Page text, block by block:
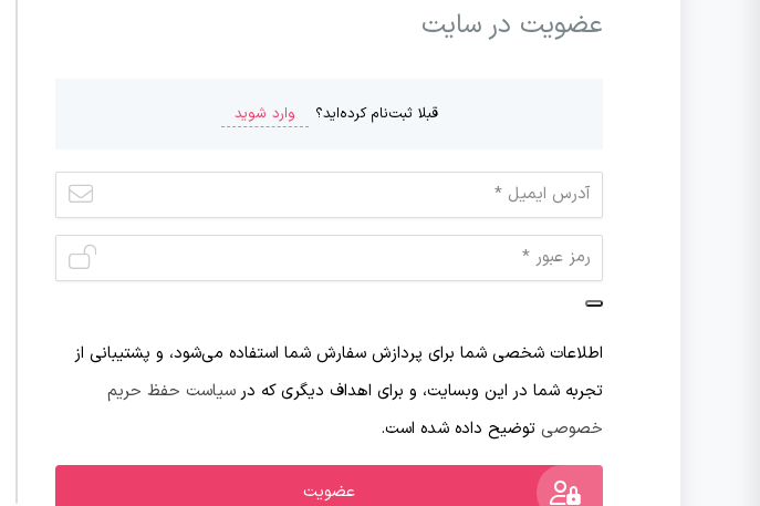
عضویت در سایت
قبلا ثبت‌نام کرده‌اید؟ وارد شوید
اطلاعات شخصی شما برای پردازش سفارش شما استفاده می‌شود، و پشتیبانی از
تجربه شما در این وبسایت، و برای اهداف دیگری که در سیاست حفظ حریم
خصوصی توضیح داده شده است.
عضویت